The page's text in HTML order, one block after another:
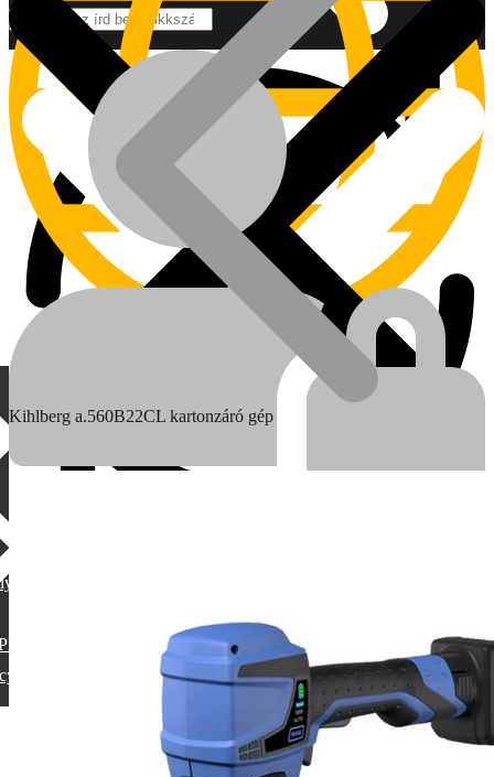
Márkák
switcher
Kihlberg a.560B22CL kartonzáró gép